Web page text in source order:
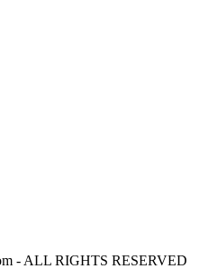
- ALL RIGHTS RESERVED